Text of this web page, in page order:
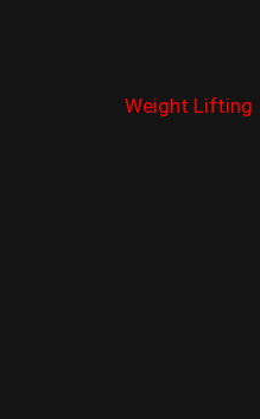
Weight Lifting